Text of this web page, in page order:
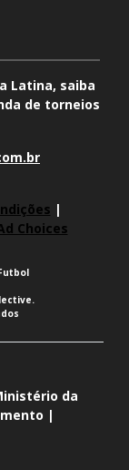
Latina, saiba
de torneios
|
Choices
da
|